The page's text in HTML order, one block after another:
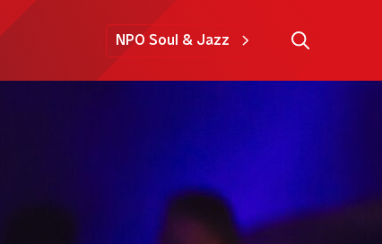
NPO Soul & Jazz